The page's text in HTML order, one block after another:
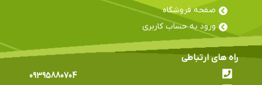
صفحه فروشگاه
ورود به حساب کاربری
راه های ارتباطی
09395880704